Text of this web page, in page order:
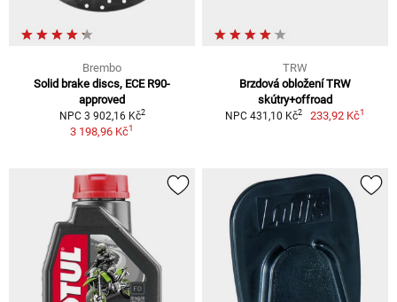
Brembo
Solid brake discs, ECE R90-
approved
NPC 3 902,16 Kč2
3 198,96 Kč1
TRW
Brzdová obložení TRW
skútry+offroad
NPC 431,10 Kč2 233,92 Kč1